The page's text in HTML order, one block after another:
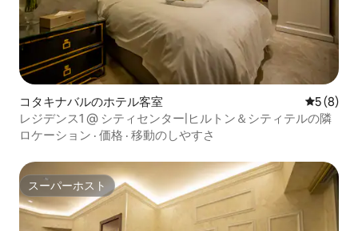
コタキナバルのホテル客室 レビュー
5 (8)
レジデンス1 @ シティセンター|ヒルトン＆シティテルの隣
ロケーション · 価格 · 移動のしやすさ
スーパーホスト
スーパーホスト